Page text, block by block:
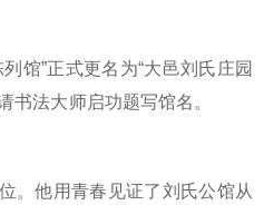
馆”正式更名为“大邑刘氏庄园
书法大师启功题写馆名。
。他用青春见证了刘氏公馆从